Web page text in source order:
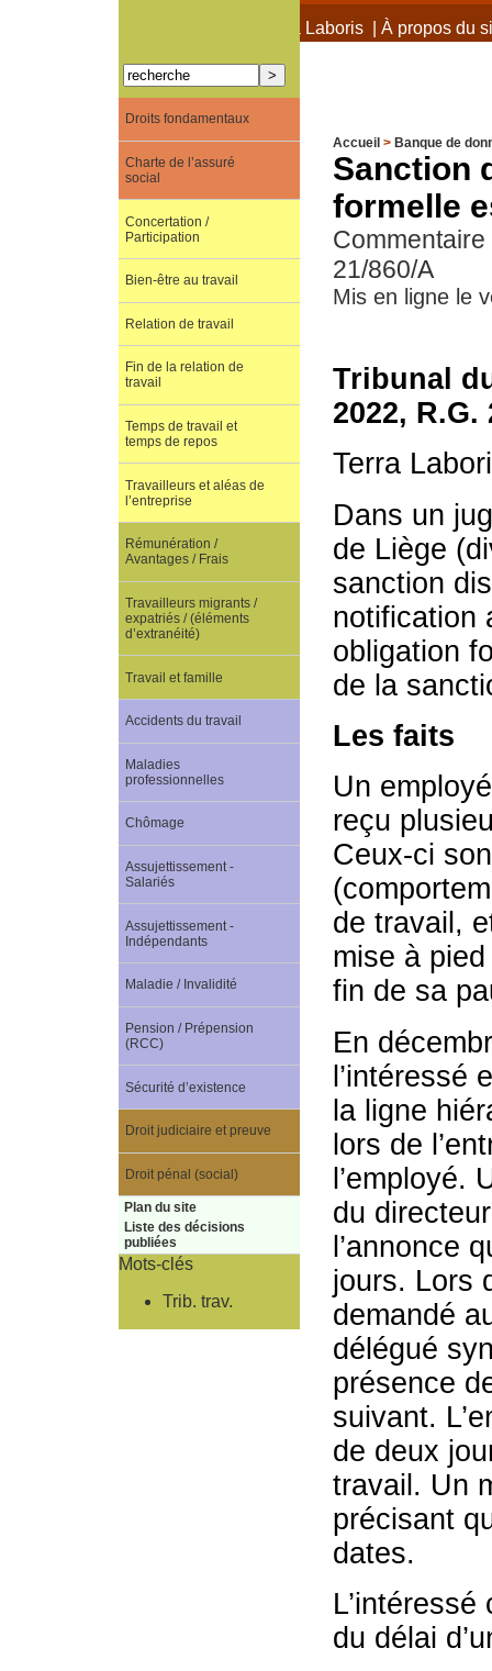
À propos de Terra Laboris| À propos du
Accueil > Banque de
Sanction
formelle
21/860/A
Mis en ligne le
Tribunal
2022, R.G.
Terra
Dans un
de Liège
sanction
notification
obligation
de la
Les faits
Un
reçu
Ceux-ci
de travail,
mise à
fin de sa
En
l’intéressé
la ligne
lors de
l’employé.
du
l’annonce
jours. Lors
demandé
délégué
présence
suivant.
de deux
travail. Un
précisant
dates.
du délai
Droits fondamentaux
Charte de l’assuré
social
Concertation /
Participation
Bien-être au travail
Relation de travail
Fin de la relation de
travail
Temps de travail et
temps de repos
Travailleurs et aléas de
l’entreprise
Rémunération /
Avantages / Frais
Travailleurs migrants /
expatriés / (éléments
d’extranéité)
Travail et famille
Accidents du travail
Maladies
professionnelles
Chômage
Assujettissement -
Salariés
Assujettissement -
Indépendants
Maladie / Invalidité
Pension / Prépension
(RCC)
Sécurité d’existence
Droit judiciaire et preuve
Droit pénal (social)
Plan du site
Liste des décisions
publiées
Mots-clés
Trib. trav.